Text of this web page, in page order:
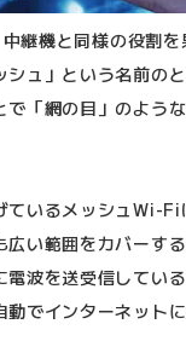
継機と同様の役割を
シュ」という名前の
で「網の目」のよう
ているメッシュWi-Fi
広い範囲をカバーす
電波を送受信してい
でインターネット